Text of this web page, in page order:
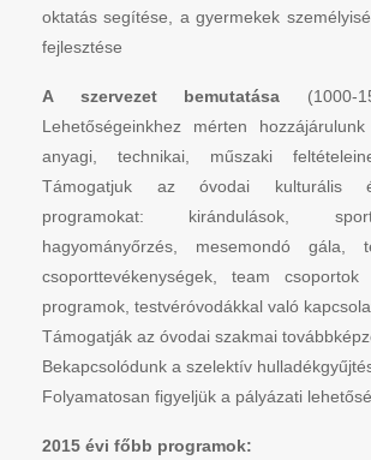
oktatás segítése, a gyermekek
fejlesztése
A szervezet bemutatása (1000-
Lehetőségeinkhez mérten
anyagi, technikai, műszaki
Támogatjuk az óvodai kulturális
programokat: kirándulások,
hagyományőrzés, mesemondó gála,
csoporttevékenységek, team
programok, testvéróvodákkal való
Támogatják az óvodai szakmai
Bekapcsolódunk a szelektív
Folyamatosan figyeljük a pályázati
2015 évi főbb programok: